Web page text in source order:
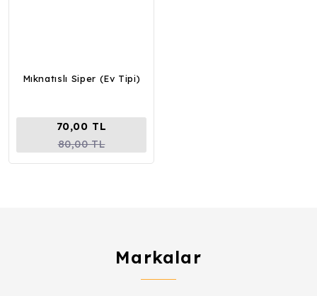
Mıknatıslı Siper (Ev Tipi)
70,00 TL
80,00 TL
Markalar